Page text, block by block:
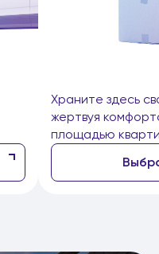
Храните здесь
жертвуя
площадью